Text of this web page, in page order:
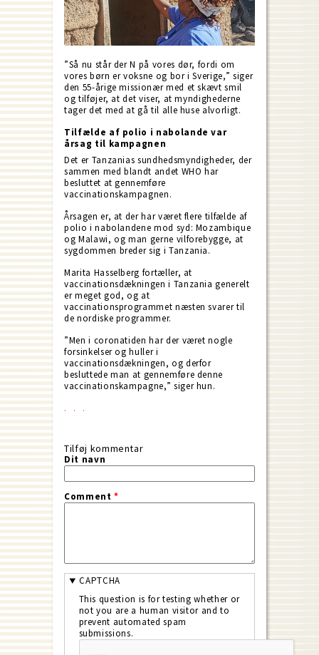
”Så nu står der N på vores dør, fordi om
vores børn er voksne og bor i Sverige,” siger
den 55-årige missionær med et skævt smil
og tilføjer, at det viser, at myndighederne
tager det med at gå til alle huse alvorligt.
Tilfælde af polio i nabolande var
årsag til kampagnen
Det er Tanzanias sundhedsmyndigheder, der
sammen med blandt andet WHO har
besluttet at gennemføre
vaccinationskampagnen.
Årsagen er, at der har været flere tilfælde af
polio i nabolandene mod syd: Mozambique
og Malawi, og man gerne vilforebygge, at
sygdommen breder sig i Tanzania.
Marita Hasselberg fortæller, at
vaccinationsdækningen i Tanzania generelt
er meget god, og at
vaccinationsprogrammet næsten svarer til
de nordiske programmer.
”Men i coronatiden har der været nogle
forsinkelser og huller i
vaccinationsdækningen, og derfor
besluttede man at gennemføre denne
vaccinationskampagne,” siger hun.
Tilføj kommentar
Dit navn
Comment*
CAPTCHA
This question is for testing whether or
not you are a human visitor and to
prevent automated spam
submissions.